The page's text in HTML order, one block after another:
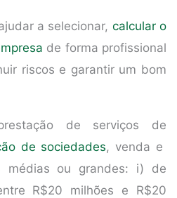
a selecionar, calcular o
de forma profissional
riscos e garantir um bom
de serviços de
de sociedades, venda e
médias ou grandes: i) de
R$20 milhões e R$20